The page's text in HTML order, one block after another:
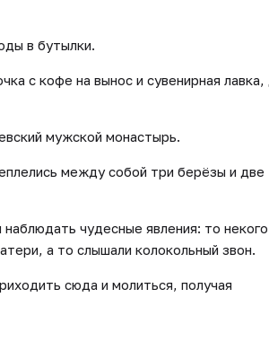
в бутылки.
с кофе на вынос и сувенирная лавка,
мужской монастырь.
между собой три берёзы и две
чудесные явления: то некого
а то слышали колокольный звон.
сюда и молиться, получая